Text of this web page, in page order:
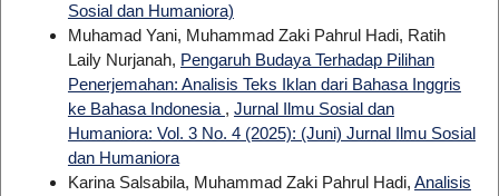
Sosial dan Humaniora)
Muhamad Yani, Muhammad Zaki Pahrul Hadi, Ratih
Laily Nurjanah, Pengaruh Budaya Terhadap Pilihan
Penerjemahan: Analisis Teks Iklan dari Bahasa Inggris
ke Bahasa Indonesia , Jurnal Ilmu Sosial dan
Humaniora: Vol. 3 No. 4 (2025): (Juni) Jurnal Ilmu Sosial
dan Humaniora
Karina Salsabila, Muhammad Zaki Pahrul Hadi, Analisis